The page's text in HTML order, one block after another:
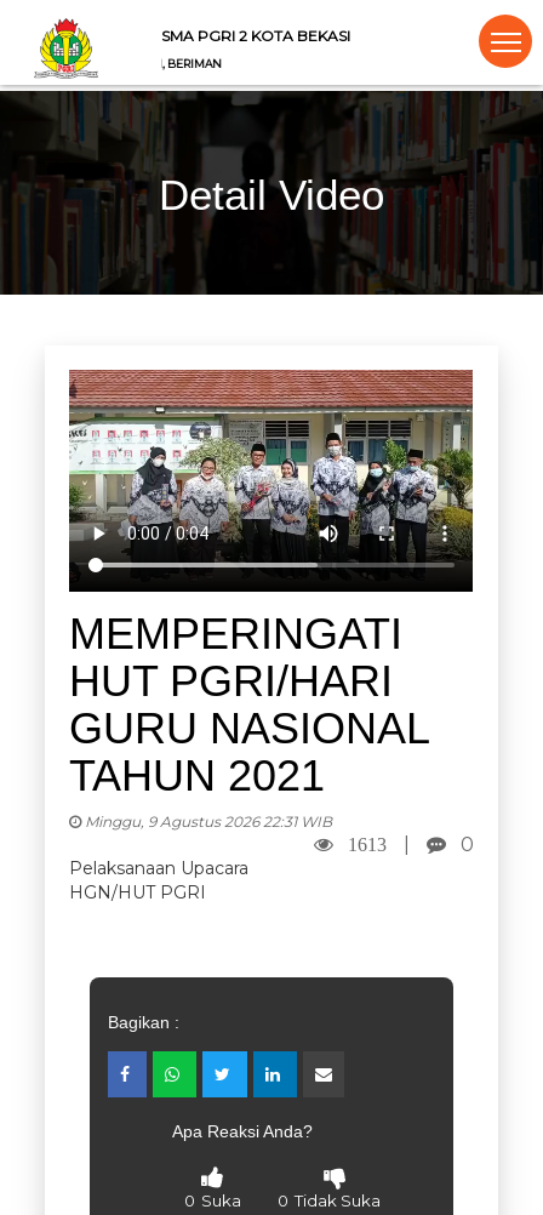
SMA PGRI 2 KOTA BEKASI
BERWAWASAN, BERIMAN
Detail Video
MEMPERINGATI
HUT PGRI/HARI
GURU NASIONAL
TAHUN 2021
Minggu, 9 Agustus 2026 22:31 WIB
1613 0
Pelaksanaan Upacara
HGN/HUT PGRI
Bagikan :
Apa Reaksi Anda?
0 Suka 0 Tidak Suka